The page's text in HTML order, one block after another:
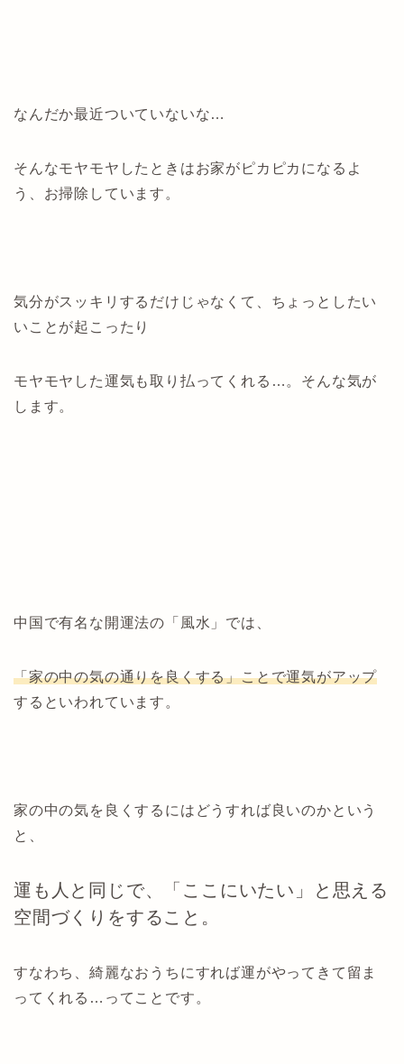
なんだか最近ついていないな…
そんなモヤモヤしたときはお家がピカピカになるよ
う、お掃除しています。
気分がスッキリするだけじゃなくて、ちょっとしたい
いことが起こったり
モヤモヤした運気も取り払ってくれる…。そんな気が
します。
中国で有名な開運法の「風水」では、
「家の中の気の通りを良くする」ことで運気がアップ
するといわれています。
家の中の気を良くするにはどうすれば良いのかという
と、
運も人と同じで、「ここにいたい」と思える
空間づくりをすること。
すなわち、綺麗なおうちにすれば運がやってきて留ま
ってくれる…ってことです。